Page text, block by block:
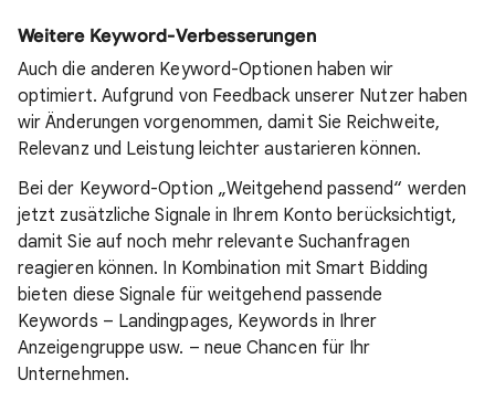
Weitere Keyword-Verbesserungen
Auch die anderen Keyword-Optionen haben wir
optimiert. Aufgrund von Feedback unserer Nutzer haben
wir Änderungen vorgenommen, damit Sie Reichweite,
Relevanz und Leistung leichter austarieren können.
Bei der Keyword-Option „Weitgehend passend“ werden
jetzt zusätzliche Signale in Ihrem Konto berücksichtigt,
damit Sie auf noch mehr relevante Suchanfragen
reagieren können. In Kombination mit Smart Bidding
bieten diese Signale für weitgehend passende
Keywords – Landingpages, Keywords in Ihrer
Anzeigengruppe usw. – neue Chancen für Ihr
Unternehmen.